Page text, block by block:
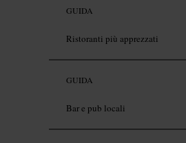
GUIDA
Ristoranti più apprezzati
GUIDA
Bar e pub locali